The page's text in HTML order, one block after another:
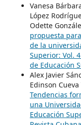
Vanesa
López
Odette
propuesta
de la
Superior: Vol.
de Educación
Alex Javier
Edinson
Tendencias
una
Educación